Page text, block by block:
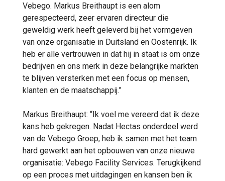
Vebego. Markus Breithaupt is een alom
gerespecteerd, zeer ervaren directeur die
geweldig werk heeft geleverd bij het vormgeven
van onze organisatie in Duitsland en Oostenrijk. Ik
heb er alle vertrouwen in dat hij in staat is om onze
bedrijven en ons merk in deze belangrijke markten
te blijven versterken met een focus op mensen,
klanten en de maatschappij.”
Markus Breithaupt: “Ik voel me vereerd dat ik deze
kans heb gekregen. Nadat Hectas onderdeel werd
van de Vebego Groep, heb ik samen met het team
hard gewerkt aan het opbouwen van onze nieuwe
organisatie: Vebego Facility Services. Terugkijkend
op een proces met uitdagingen en kansen ben ik